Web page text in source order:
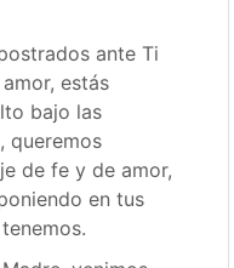
ante Ti
estás
bajo las
queremos
de fe y de amor,
en tus